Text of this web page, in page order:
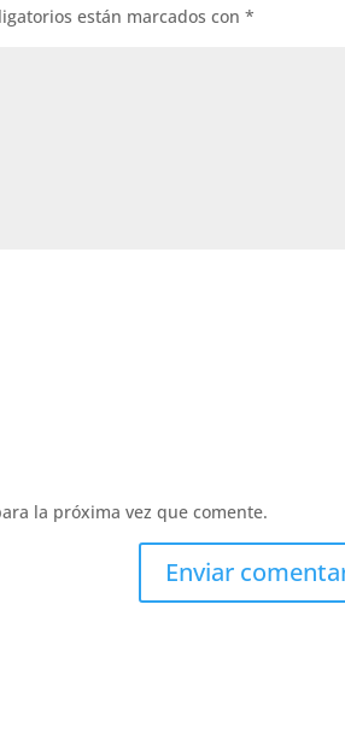
están marcados con*
la próxima vez que comente.